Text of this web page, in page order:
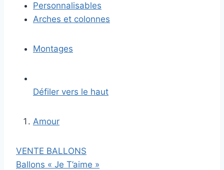
Personnalisables
Arches et colonnes
Montages
Défiler vers le haut
Amour
VENTE BALLONS
Ballons « Je T’aime »